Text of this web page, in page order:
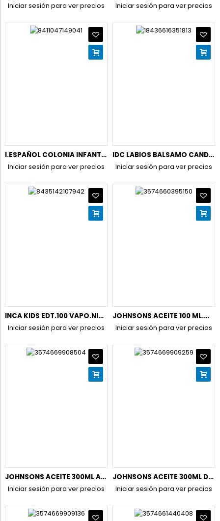
Iniciar sesión para ver precios Iniciar sesión para ver precios
I.ESPAÑOL COLONIA INFANTIL 80ML.CONC.BABY GOTAS FRESCA
Iniciar sesión para ver precios
IDC LABIOS BALSAMO CANDY PLUMPER SURTIDO 12206
Iniciar sesión para ver precios
INCA KIDS EDT.100 VAPO.NIÑO (REF.25301)
Iniciar sesión para ver precios
JOHNSONS ACEITE 100 ML.MINI ALOE VERA
Iniciar sesión para ver precios
JOHNSONS ACEITE 300ML ALOE VERA (NUEVO)
Iniciar sesión para ver precios
JOHNSONS ACEITE 300ML DULCES SUEÑOS (NUEVO)
Iniciar sesión para ver precios